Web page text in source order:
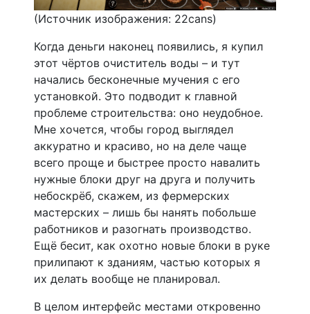
(Источник изображения: 22cans)
Когда деньги наконец появились, я купил
этот чёртов очиститель воды – и тут
начались бесконечные мучения с его
установкой. Это подводит к главной
проблеме строительства: оно неудобное.
Мне хочется, чтобы город выглядел
аккуратно и красиво, но на деле чаще
всего проще и быстрее просто навалить
нужные блоки друг на друга и получить
небоскрёб, скажем, из фермерских
мастерских – лишь бы нанять побольше
работников и разогнать производство.
Ещё бесит, как охотно новые блоки в руке
прилипают к зданиям, частью которых я
их делать вообще не планировал.
В целом интерфейс местами откровенно